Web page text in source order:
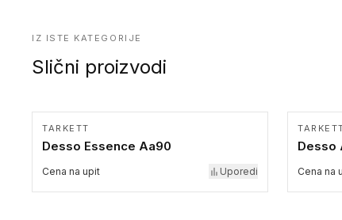
IZ ISTE KATEGORIJE
Slični proizvodi
TARKETT
Desso Essence Aa90
Cena na upit Uporedi
Desso
Cena na